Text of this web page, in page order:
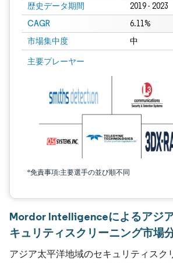
歴史データ期間 2019 - 2023
CAGR 6.11%
市場集中度 中
主要プレーヤー
*免責事項:主要選手の並び順不同
Mordor Intelligenceによるアジ
キュリティスクリーニング市場
アジア太平洋地域のセキュリティスク